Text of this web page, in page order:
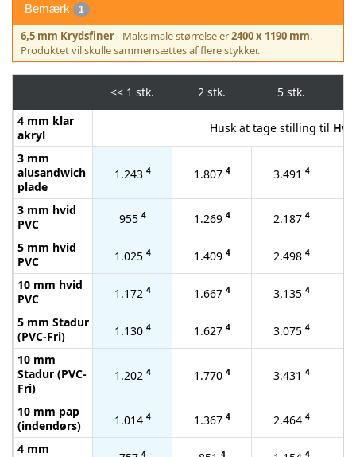
Bemærk 1
6,5 mm Krydsfiner- Maksimale størrelse er2400 x 1190 mm.
Produktet vil skulle sammensættes af flere stykker.
<< 1 stk. 2 stk.
5 stk.
4 mm klar
akryl
Husk at tage stilling til
3 mm
alusandwich
plade
1.243 4 1.807 4 3.491 4
3 mm hvid
PVC
955 4 1.269 4 2.187 4
5 mm hvid
PVC
1.025 4 1.409 4 2.498 4
10 mm hvid
PVC
1.172 4 1.667 4 3.135 4
5 mm Stadur
(PVC-Fri)
1.130 4 1.627 4 3.075 4
10 mm
Stadur (PVC-
Fri)
1.202 4 1.770 4 3.431 4
10 mm pap
(indendørs)
1.014 4 1.367 4 2.464 4
4 mm
4 4 4